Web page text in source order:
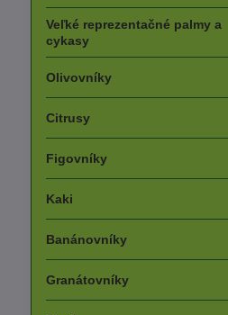
Veľké reprezentačné palmy a
cykasy
Olivovníky
Citrusy
Figovníky
Kaki
Banánovníky
Granátovníky